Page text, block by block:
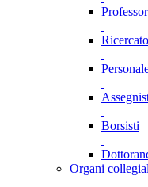
Borsisti
Organi